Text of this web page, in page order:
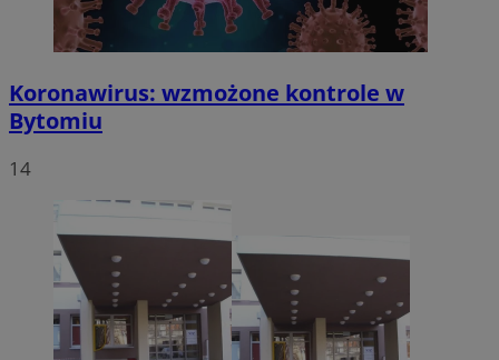
Koronawirus: wzmożone kontrole w
Bytomiu
14